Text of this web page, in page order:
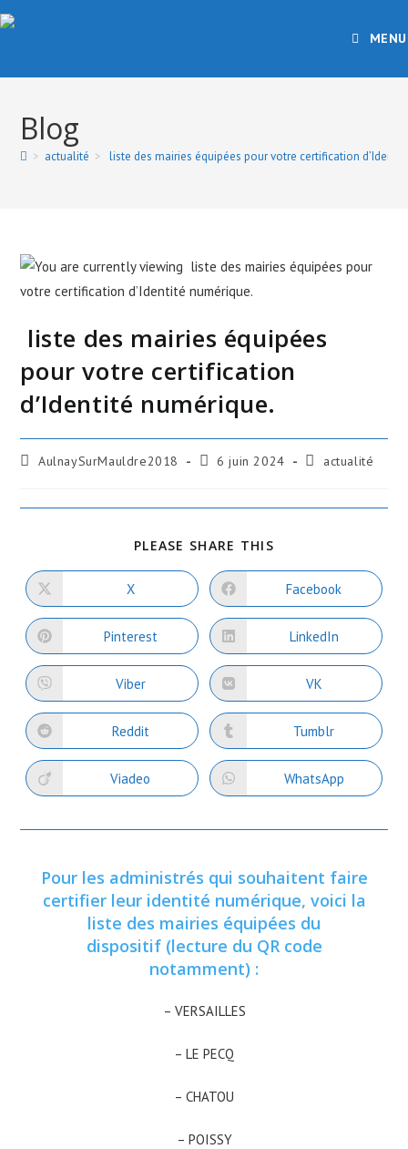
MENU
Blog
> actualité > liste des mairies équipées pour votre certification
liste des mairies équipées
pour votre certification
d’Identité numérique.
AulnaySurMauldre2018 6 juin 2024 actualité
PLEASE SHARE THIS
X Facebook
Pinterest LinkedIn
Viber VK
Reddit Tumblr
Viadeo WhatsApp
Pour les administrés qui souhaitent faire
certifier leur identité numérique, voici la
liste des mairies équipées du
dispositif (lecture du QR code
notamment) :
– VERSAILLES
– LE PECQ
– CHATOU
– POISSY